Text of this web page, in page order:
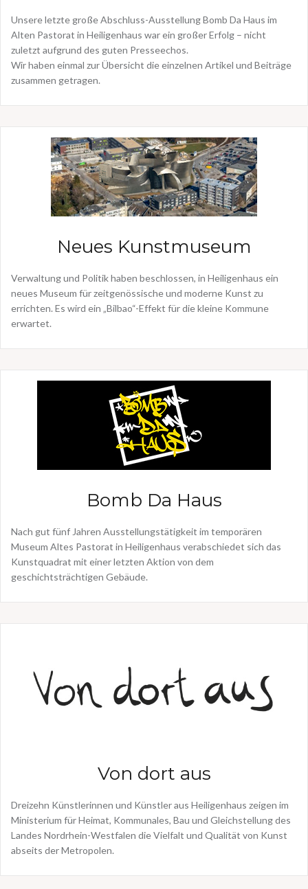
Unsere letzte große Abschluss-Ausstellung Bomb Da Haus im
Alten Pastorat in Heiligenhaus war ein großer Erfolg – nicht
zuletzt aufgrund des guten Presseechos.
Wir haben einmal zur Übersicht die einzelnen Artikel und Beiträge
zusammen getragen.
Neues Kunstmuseum
Verwaltung und Politik haben beschlossen, in Heiligenhaus ein
neues Museum für zeitgenössische und moderne Kunst zu
errichten. Es wird ein „Bilbao“-Effekt für die kleine Kommune
erwartet.
Bomb Da Haus
Nach gut fünf Jahren Ausstellungstätigkeit im temporären
Museum Altes Pastorat in Heiligenhaus verabschiedet sich das
Kunstquadrat mit einer letzten Aktion von dem
geschichtsträchtigen Gebäude.
Von dort aus
Dreizehn Künstlerinnen und Künstler aus Heiligenhaus zeigen im
Ministerium für Heimat, Kommunales, Bau und Gleichstellung des
Landes Nordrhein-Westfalen die Vielfalt und Qualität von Kunst
abseits der Metropolen.